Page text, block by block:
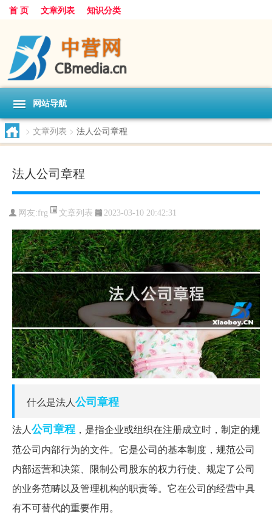
首 页 文章列表 知识分类
网站导航
> 文章列表 > 法人公司章程
法人公司章程
网友:frg 文章列表 2023-03-10 20:42:31
什么是法人公司章程
法人公司章程 ，是指企业或组织在注册成立时，制定的规
范公司内部行为的文件。它是公司的基本制度，规范公司
内部运营和决策、限制公司股东的权力行使、规定了公司
的业务范畴以及管理机构的职责等。它在公司的经营中具
有不可替代的重要作用。